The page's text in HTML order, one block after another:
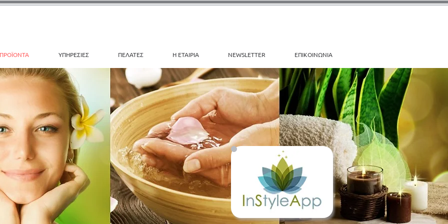
ΠΡΟΪΟΝΤΑ ΥΠΗΡΕΣΙΕΣ ΠΕΛΑΤΕΣ Η ΕΤΑΙΡΙΑ NEWSLETTER ΕΠΙΚΟΙΝΩΝΙΑ